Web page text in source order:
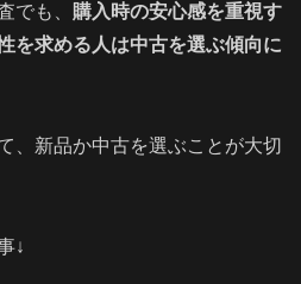
でも、 購入時の安心感を重視す
を求める人は中古を選ぶ傾向に
、新品か中古を選ぶことが大切
↓